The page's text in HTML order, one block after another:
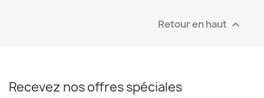
Retour en haut 
Recevez nos offres spéciales